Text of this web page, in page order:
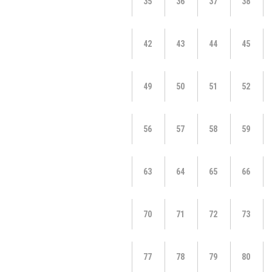
42 43 44 45
49 50 51 52
56 57 58 59
63 64 65 66
70 71 72 73
77 78 79 80